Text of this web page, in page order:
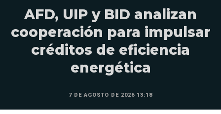
AFD, UIP y BID analizan
cooperación para impulsar
créditos de eficiencia
energética
7 DE AGOSTO DE 2026 13:18